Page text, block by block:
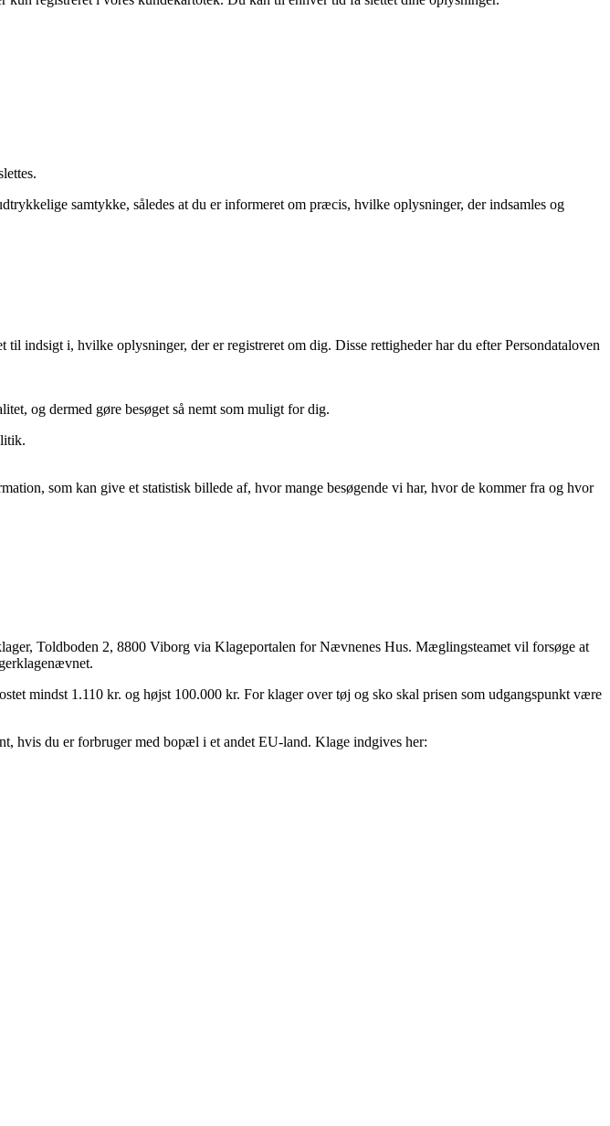
samtykke, således at du er informeret om præcis, hvilke oplysninger, der indsamles og
indsigt i, hvilke oplysninger, der er registreret om dig. Disse rettigheder har du efter Persondataloven
og dermed gøre besøget så nemt som muligt for dig.
som kan give et statistisk billede af, hvor mange besøgende vi har, hvor de kommer fra og hvor
Toldboden 2, 8800 Viborg via Klageportalen for Nævnenes Hus. Mæglingsteamet vil forsøge at
mindst 1.110 kr. og højst 100.000 kr. For klager over tøj og sko skal prisen som udgangspunkt være
hvis du er forbruger med bopæl i et andet EU-land. Klage indgives her: